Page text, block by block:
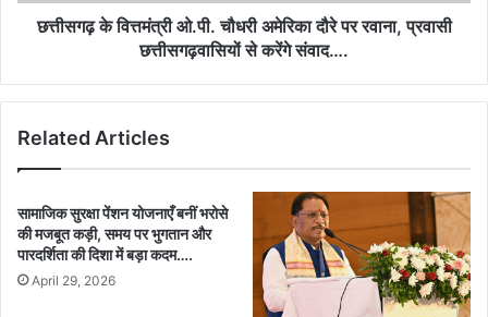
छत्तीसगढ़ के वित्तमंत्री ओ.पी. चौधरी अमेरिका दौरे पर रवाना, प्रवासी
छत्तीसगढ़वासियों से करेंगे संवाद….
Related Articles
सामाजिक सुरक्षा पेंशन योजनाएँ बनीं भरोसे
की मजबूत कड़ी, समय पर भुगतान और
पारदर्शिता की दिशा में बड़ा कदम….
April 29, 2026